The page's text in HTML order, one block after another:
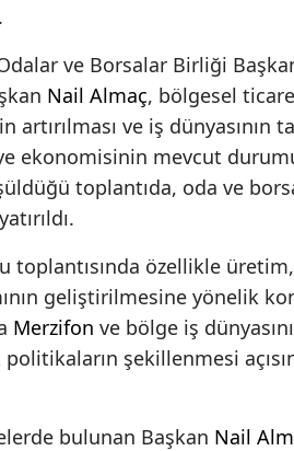
ve Borsalar Birliği
Nail Almaç, bölgesel
ve iş dünyasının
ekonomisinin mevcut
toplantıda, oda ve
toplantısında özellikle
geliştirilmesine yönelik
Merzifon ve bölge iş
şekillenmesi
bulunan Başkan Nail